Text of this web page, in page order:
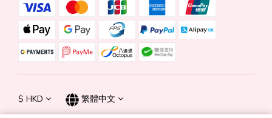
$ HKD 繁體中文